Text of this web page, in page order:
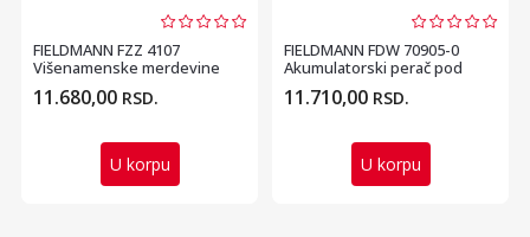
FIELDMANN FZZ 4107
Višenamenske merdevine
11.680,00 RSD.
U korpu
FIELDMANN FDW 70905-0
Akumulatorski perač pod
pritiskom (bez bater...
11.710,00 RSD.
U korpu